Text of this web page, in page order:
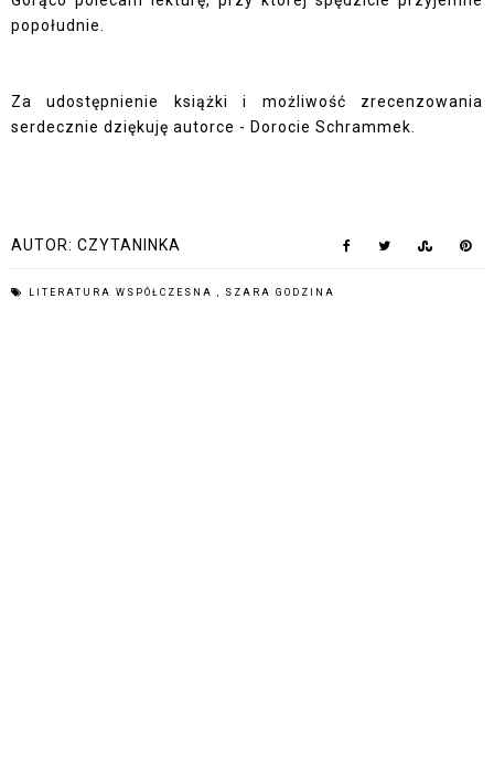
popołudnie.
Za udostępnienie książki i możliwość zrecenzowania
serdecznie dziękuję autorce - Dorocie Schrammek.
AUTOR: CZYTANINKA
LITERATURA WSPÓŁCZESNA SZARA GODZINA